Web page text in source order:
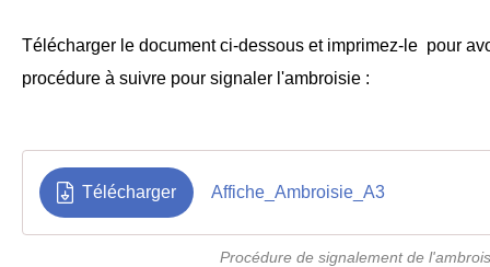
Télécharger le document ci-dessous et imprimez-le pour
procédure à suivre pour signaler l'ambroisie :
Télécharger Affiche_Ambroisie_A3
Procédure de signalement de